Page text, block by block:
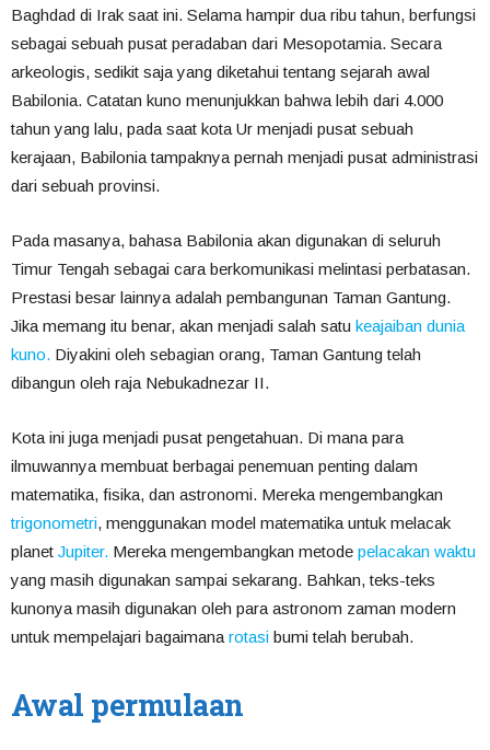
Baghdad di Irak saat ini. Selama hampir dua ribu tahun, berfungsi
sebagai sebuah pusat peradaban dari Mesopotamia. Secara
arkeologis, sedikit saja yang diketahui tentang sejarah awal
Babilonia. Catatan kuno menunjukkan bahwa lebih dari 4.000
tahun yang lalu, pada saat kota Ur menjadi pusat sebuah
kerajaan, Babilonia tampaknya pernah menjadi pusat administrasi
dari sebuah provinsi.
Pada masanya, bahasa Babilonia akan digunakan di seluruh
Timur Tengah sebagai cara berkomunikasi melintasi perbatasan.
Prestasi besar lainnya adalah pembangunan Taman Gantung.
Jika memang itu benar, akan menjadi salah satu keajaiban dunia
kuno. Diyakini oleh sebagian orang, Taman Gantung telah
dibangun oleh raja Nebukadnezar II.
Kota ini juga menjadi pusat pengetahuan. Di mana para
ilmuwannya membuat berbagai penemuan penting dalam
matematika, fisika, dan astronomi. Mereka mengembangkan
trigonometri, menggunakan model matematika untuk melacak
planet Jupiter. Mereka mengembangkan metode pelacakan waktu
yang masih digunakan sampai sekarang. Bahkan, teks-teks
kunonya masih digunakan oleh para astronom zaman modern
untuk mempelajari bagaimana rotasi bumi telah berubah.
Awal permulaan